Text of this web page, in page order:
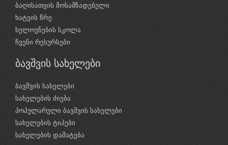
ბაღისათვის მოსამზადებელი
ხატვის წრე
ხელოვნების სკოლა
ჩვენი რესურსები
ბავშვის სახელები
ბავშვის სახელები
სახელების ძიება
პოპულარული ბავშვის სახელები
სახელების ტიპები
სახელების დამატება